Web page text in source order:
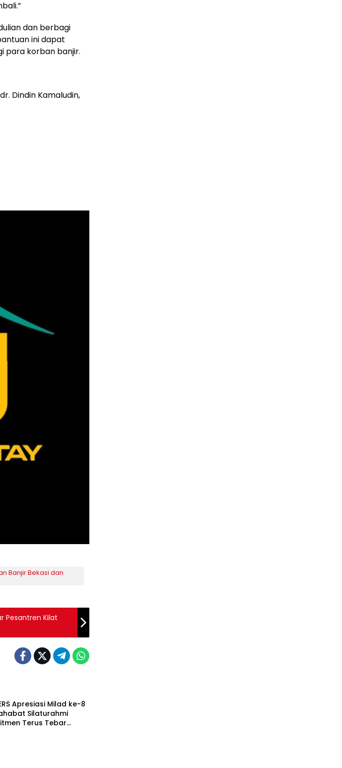
dan berbagi
ini dapat
para korban banjir.
Dindin Kamaludin,
Banjir Bekasi dan
Pesantren Kilat
Apresiasi Milad ke-8
Silaturahmi
Terus Tebar